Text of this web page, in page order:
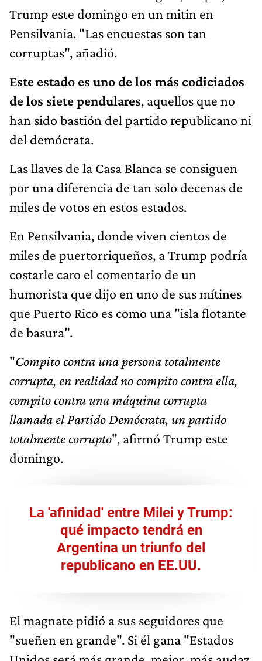
Trump este domingo en un mitin en
Pensilvania. "Las encuestas son tan
corruptas", añadió.
Este estado es uno de los más codiciados
de los siete pendulares, aquellos que no
han sido bastión del partido republicano ni
del demócrata.
Las llaves de la Casa Blanca se consiguen
por una diferencia de tan solo decenas de
miles de votos en estos estados.
En Pensilvania, donde viven cientos de
miles de puertorriqueños, a Trump podría
costarle caro el comentario de un
humorista que dijo en uno de sus mítines
que Puerto Rico es como una "isla flotante
de basura".
"Compito contra una persona totalmente
corrupta, en realidad no compito contra ella,
compito contra una máquina corrupta
llamada el Partido Demócrata, un partido
totalmente corrupto", afirmó Trump este
domingo.
La 'afinidad' entre Milei y Trump:
qué impacto tendrá en
Argentina un triunfo del
republicano en EE.UU.
El magnate pidió a sus seguidores que
"sueñen en grande". Si él gana "Estados